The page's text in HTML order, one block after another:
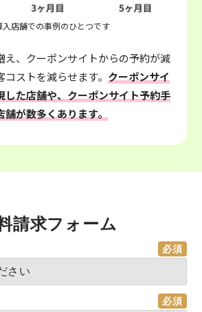
店舗での事例のひとつです
え、クーポンサイトからの予約が減
コストを減らせます。クーポンサイ
した店舗や、クーポンサイト予約手
舗が数多くあります。
請求フォーム